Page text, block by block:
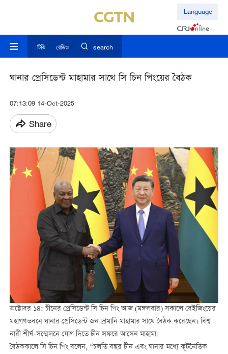
Language
টিভি রেডিও search
ঘানার প্রেসিডেন্ট মাহামার সাথে সি চিন পিংয়ের বৈঠক
07:13:09 14-Oct-2025
Share
অক্টোবর ১৪: চীনের প্রেসিডেন্ট সি চিন পিং আজ (মঙ্গলবার) সকালে বেইজিংয়ের
মহাগণভবনে ঘানার প্রেসিডেন্ট জন দ্রামানি মাহামার সাথে বৈঠক করেছেন। বিশ্ব
নারী শীর্ষ-সম্মেলনে যোগ দিতে চীন সফরে আসেন মাহামা।
বৈঠককালে সি চিন পিং বলেন, “চলতি বছর চীন এবং ঘানার মধ্যে কূটনৈতিক